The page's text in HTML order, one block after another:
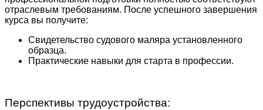
отраслевым требованиям. После успешного завершения
курса вы получите:
Свидетельство судового маляра установленного
образца.
Практические навыки для старта в профессии.
Перспективы трудоустройства: